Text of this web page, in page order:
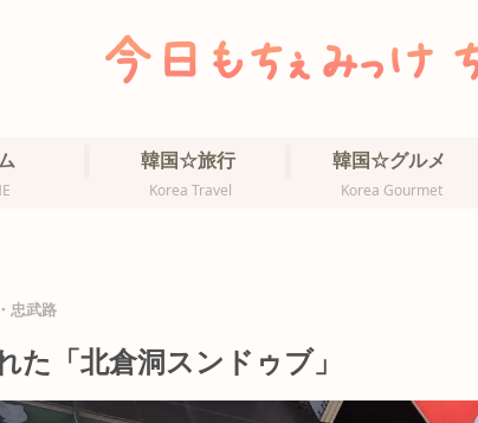
韓国☆旅行
Korea Travel
韓国☆グルメ
Korea Gourmet
忠武路
た「北倉洞スンドゥブ」